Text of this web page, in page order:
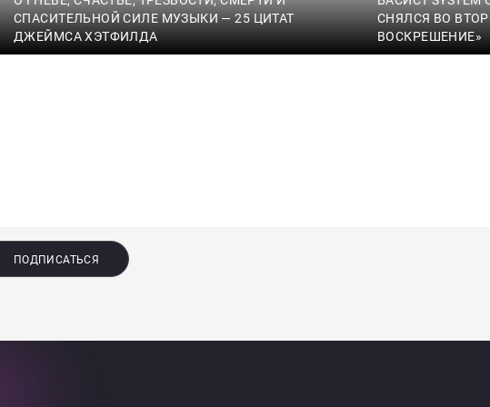
СПАСИТЕЛЬНОЙ СИЛЕ МУЗЫКИ — 25 ЦИТАТ
ДЖЕЙМСА ХЭТФИЛДА
СНЯЛСЯ ВО
ВОСКРЕШЕНИЕ»
ПОДПИСАТЬСЯ